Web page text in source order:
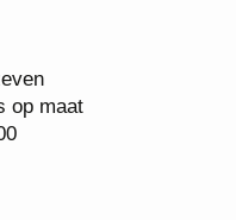
op maat